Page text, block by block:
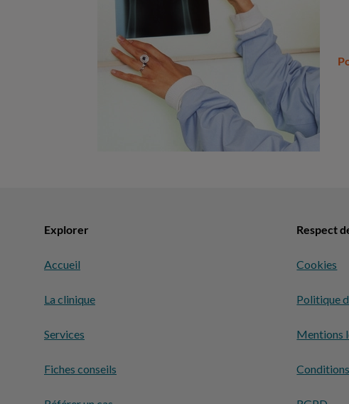
Explorer
Accueil
La clinique
Services
Fiches conseils
Respect
Cookies
Politique
Mentions